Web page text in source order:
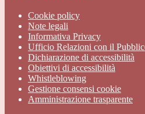
Cookie policy
Note legali
Informativa Privacy
Ufficio Relazioni con il
Dichiarazione di accessibilità
Obiettivi di accessibilità
Whistleblowing
Gestione consensi cookie
Amministrazione trasparente